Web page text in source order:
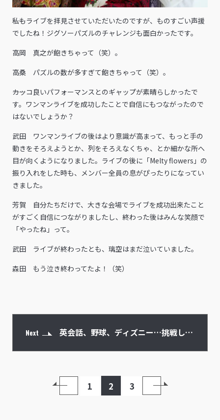
――私もライブを拝見させていただいたのですが、ものすごい声援
でしたね！ジグソーパズルのチャレンジも面白かったです。
高岡 真之が飽きちゃって（笑）。
高桑 パズルの数が多すぎて飽きちゃって（笑）。
――カッコ良いパフォーマンスとのギャップが素晴らしかったで
す。ワンマンライブを成功したことで自信にもつながったので
はないでしょうか？
武田 ワンマンライブの後はより意識が高まって、もっと手の
動きをそろえようとか、列をそろえなくちゃ、とか細かな所へ
目が向くようになりました。ライブの後に「Melty flowers」の
振り入れをした時も、メンバー全員の息がぴったりになってい
きました。
芳賀 自分たちだけで、大きな会場でライブを成功出来たこと
がすごく自信につながりましたし、終わった後はみんな笑顔で
「やったね」って。
武田 ライブが終わったとも、璃空はまだ泣いていました。
森田 もう泣き終わってたよ！（笑）
Next 英会話、野球、ディズニー…挑戦した
1 2 3